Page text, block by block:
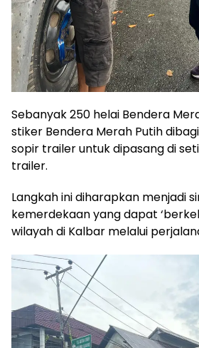
Sebanyak 250 helai Bendera
stiker Bendera Merah Putih
sopir trailer untuk dipasang di
trailer.
Langkah ini diharapkan menjadi
kemerdekaan yang dapat
wilayah di Kalbar melalui